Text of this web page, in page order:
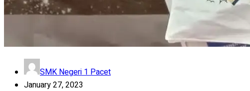
SMK Negeri 1 Pacet
January 27, 2023